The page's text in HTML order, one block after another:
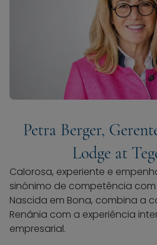
Petra Berger,
Lodge at
Calorosa, experiente e
sinónimo de competência
Nascida em Bona, combina a
Renânia com a experiência
empresarial.